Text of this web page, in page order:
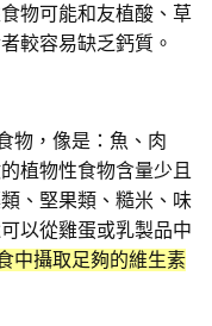
物可能和友植酸、草
較容易缺乏鈣質。
物，像是：魚、肉
植物性食物含量少且
、堅果類、糙米、味
以從雞蛋或乳製品中
中攝取足夠的維生素